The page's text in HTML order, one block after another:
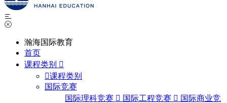
瀚海国际教育
首页
课程类别
课程类别
国际竞赛
国际理科竞赛
国际工程竞赛
国际商业竞